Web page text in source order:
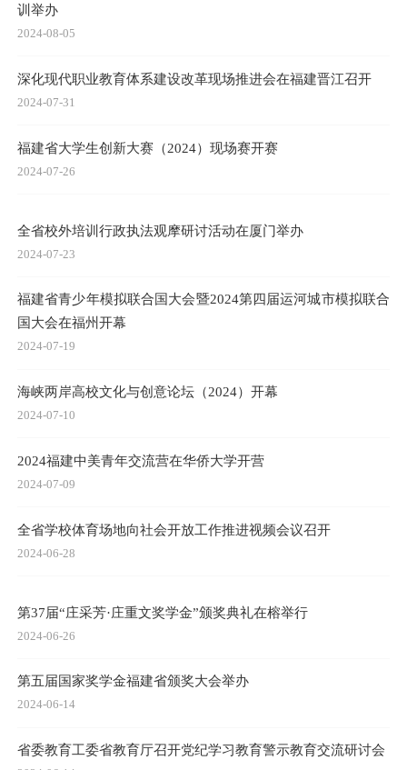
训举办
2024-08-05
深化现代职业教育体系建设改革现场推进会在福建晋江召开
2024-07-31
福建省大学生创新大赛（2024）现场赛开赛
2024-07-26
全省校外培训行政执法观摩研讨活动在厦门举办
2024-07-23
福建省青少年模拟联合国大会暨2024第四届运河城市模拟联合
国大会在福州开幕
2024-07-19
海峡两岸高校文化与创意论坛（2024）开幕
2024-07-10
2024福建中美青年交流营在华侨大学开营
2024-07-09
全省学校体育场地向社会开放工作推进视频会议召开
2024-06-28
第37届“庄采芳·庄重文奖学金”颁奖典礼在榕举行
2024-06-26
第五届国家奖学金福建省颁奖大会举办
2024-06-14
省委教育工委省教育厅召开党纪学习教育警示教育交流研讨会